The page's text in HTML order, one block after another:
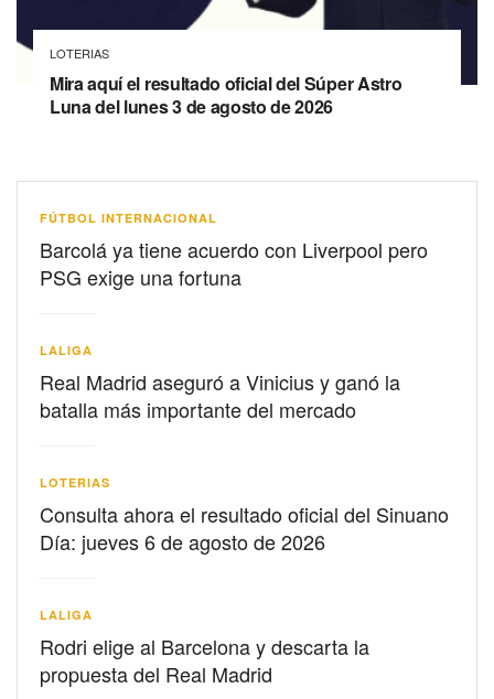
LOTERIAS
Mira aquí el resultado oficial del Súper Astro
Luna del lunes 3 de agosto de 2026
FÚTBOL INTERNACIONAL
Barcolá ya tiene acuerdo con Liverpool pero
PSG exige una fortuna
LALIGA
Real Madrid aseguró a Vinicius y ganó la
batalla más importante del mercado
LOTERIAS
Consulta ahora el resultado oficial del Sinuano
Día: jueves 6 de agosto de 2026
LALIGA
Rodri elige al Barcelona y descarta la
propuesta del Real Madrid